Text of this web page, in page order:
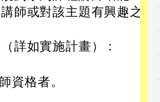
師或對該主題有興趣之教
詳如實施計畫）：
資格者。